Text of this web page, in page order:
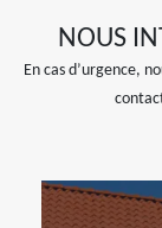
NOUS
En cas d’urgence,